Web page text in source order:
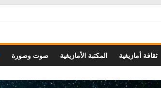
ثقافة أمازيغية المكتبة الأمازيغية صوت وصورة